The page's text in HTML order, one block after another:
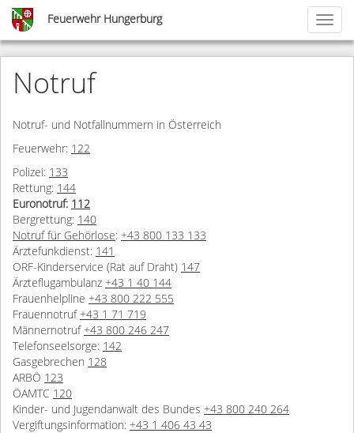
Skip
main
content
Feuerwehr Hungerburg
Notruf
Notruf- und Notfallnummern in Österreich
Feuerwehr: 122
Polizei: 133
Rettung: 144
Euronotruf: 112
Bergrettung: 140
Notruf für Gehörlose: +43 800 133 133
Ärztefunkdienst: 141
ORF-Kinderservice (Rat auf Draht) 147
Ärzteflugambulanz +43 1 40 144
Frauenhelpline +43 800 222 555
Frauennotruf+43 1 71 719
Männernotruf+43 800 246 247
Telefonseelsorge: 142
Gasgebrechen 128
ARBÖ 123
ÖAMTC 120
Kinder- und Jugendanwalt des Bundes +43 800 240 264
Vergiftungsinformation: +43 1 406 43 43